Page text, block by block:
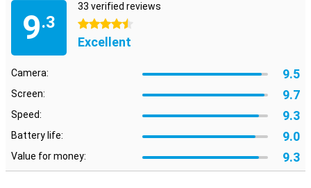
9.3
33 verified reviews
4.5 stars
Excellent
Camera: 9.5
Screen: 9.7
Speed: 9.3
Battery life: 9.0
Value for money: 9.3